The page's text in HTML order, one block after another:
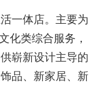
一体店。主要为
化类综合服务，
崭新设计主导的
品、新家居、新